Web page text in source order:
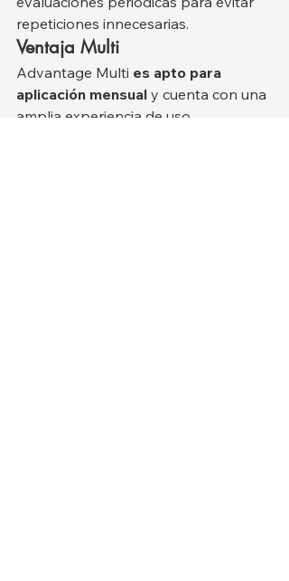
repeticiones innecesarias.
Ventaja Multi
Advantage Multi es apto para
aplicación mensual y cuenta con una
amplia experiencia de uso